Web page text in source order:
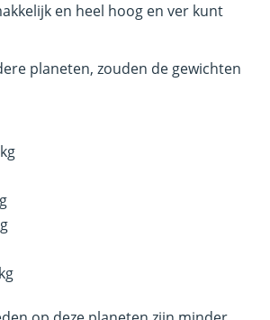
en heel hoog en ver kunt
planeten, zouden de gewichten